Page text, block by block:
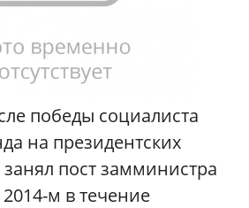
победы социалиста
на президентских
пост замминистра
м в течение